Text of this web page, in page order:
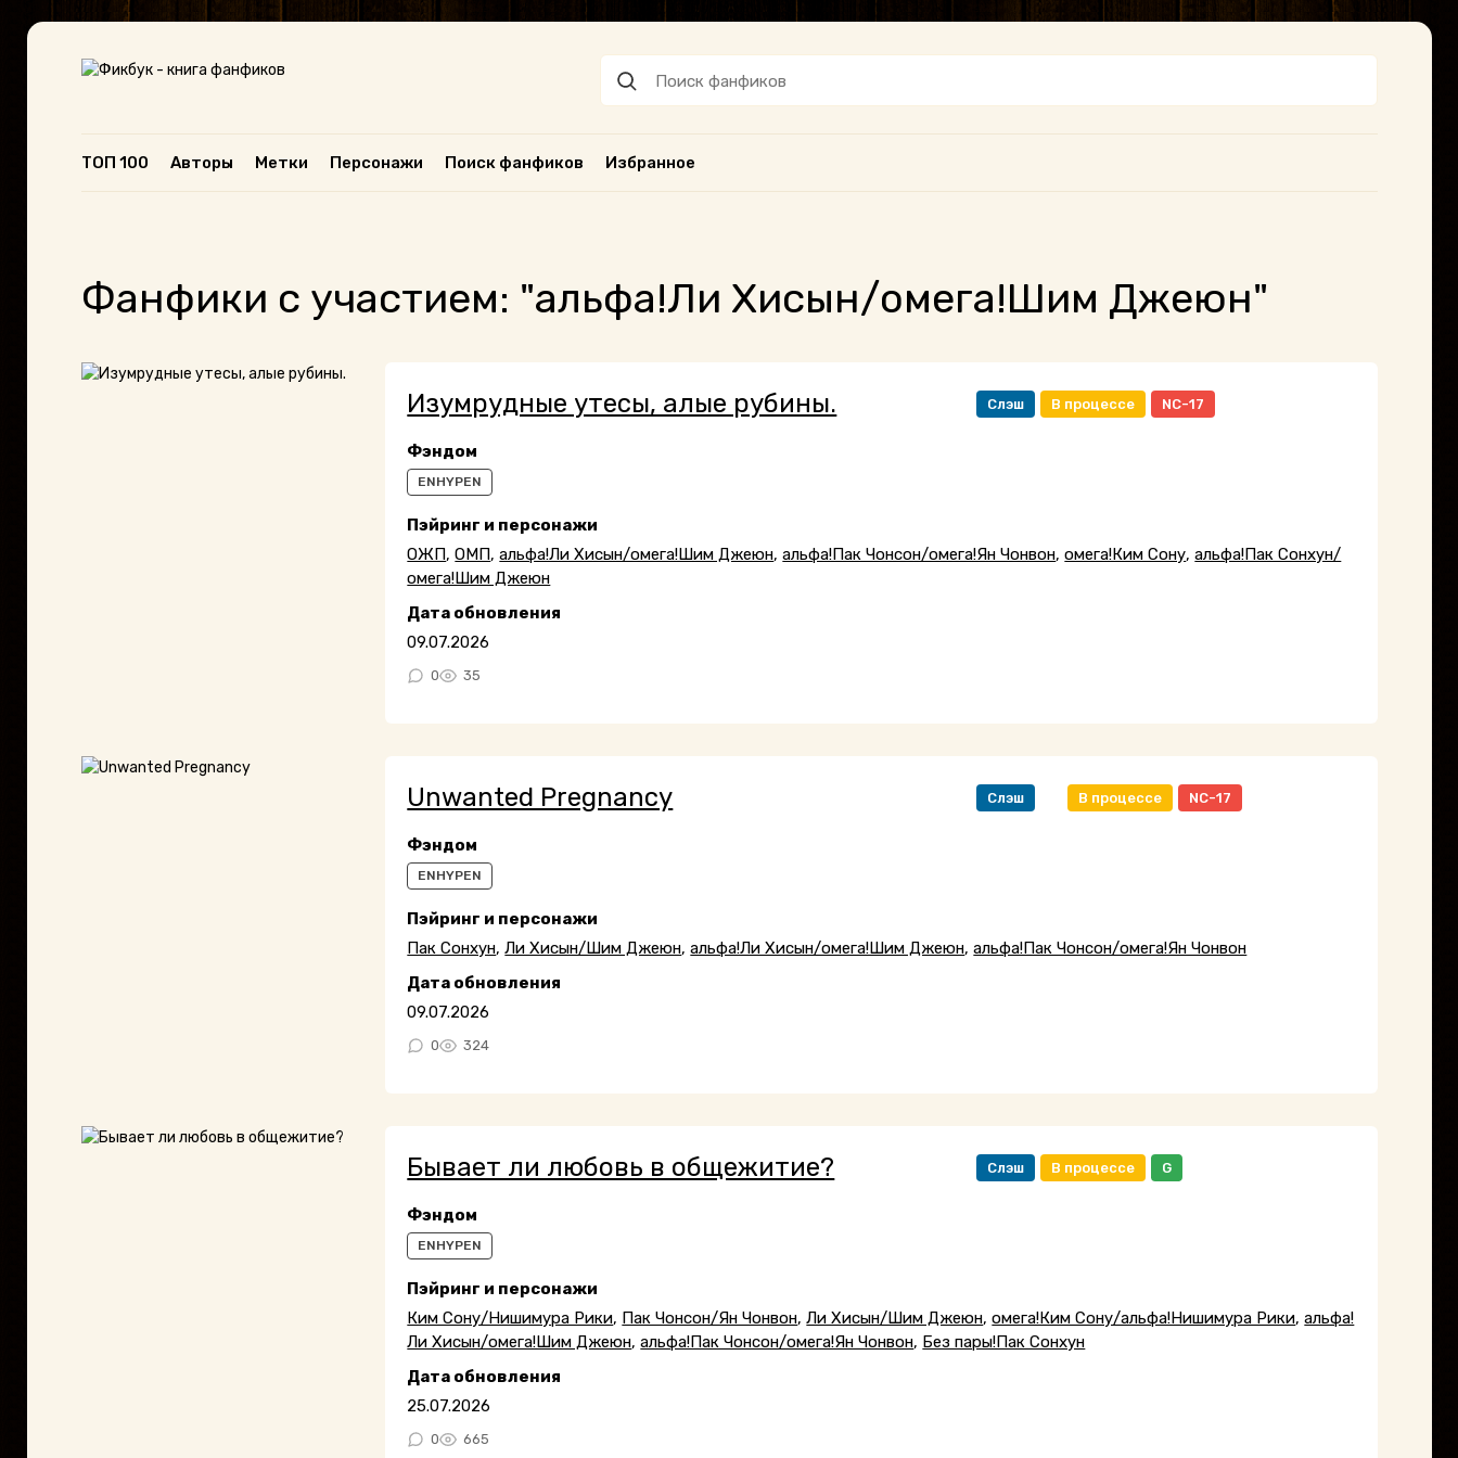
ТОП 100 Авторы Метки Персонажи Поиск фанфиков Избранное
Фанфики с участием: "альфа!Ли Хисын/омега!Шим Джеюн"
Изумрудные утесы, алые рубины. Слэш В процессе NC-17
Фэндом
ENHYPEN
Пэйринг и персонажи
ОЖП,ОМП,альфа!Ли Хисын/омега!Шим Джеюн,альфа!Пак Чонсон/омега!Ян Чонвон,омега!Ким Сону,альфа!Пак Сонхун/
омега!Шим Джеюн
Дата обновления
09.07.2026
0 35
Unwanted Pregnancy Слэш В процессе NC-17
Фэндом
ENHYPEN
Пэйринг и персонажи
Пак Сонхун,Ли Хисын/Шим Джеюн,альфа!Ли Хисын/омега!Шим Джеюн,альфа!Пак Чонсон/омега!Ян Чонвон
Дата обновления
09.07.2026
0 324
Бывает ли любовь в общежитие? Слэш В процессе G
Фэндом
ENHYPEN
Пэйринг и персонажи
Ким Сону/Нишимура Рики, Пак Чонсон/Ян Чонвон,Ли Хисын/Шим Джеюн,омега!Ким Сону/альфа!Нишимура Рики,альфа!
Ли Хисын/омега!Шим Джеюн,альфа!Пак Чонсон/омега!Ян Чонвон, Без пары!Пак Сонхун
Дата обновления
25.07.2026
0 665